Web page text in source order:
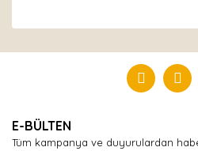
Yorum Yaz
E-BÜLTEN
Tüm kampanya ve duyurulardan